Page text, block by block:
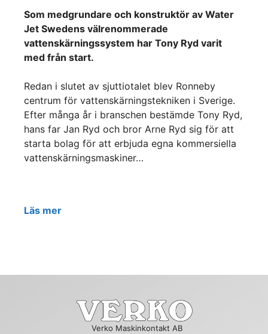
Som medgrundare och konstruktör av Water
Jet Swedens välrenommerade
vattenskärningssystem har Tony Ryd varit
med från start.
Redan i slutet av sjuttiotalet blev Ronneby
centrum för vattenskärningstekniken i Sverige.
Efter många år i branschen bestämde Tony Ryd,
hans far Jan Ryd och bror Arne Ryd sig för att
starta bolag för att erbjuda egna kommersiella
vattenskärningsmaskiner…
Läs mer
Verko Maskinkontakt AB